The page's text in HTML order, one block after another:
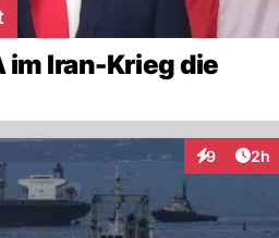
im Iran-Krieg die
9 2h